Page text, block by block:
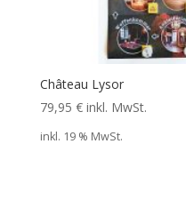
Château Lysor
79,95 € inkl. MwSt.
inkl. 19 % MwSt.